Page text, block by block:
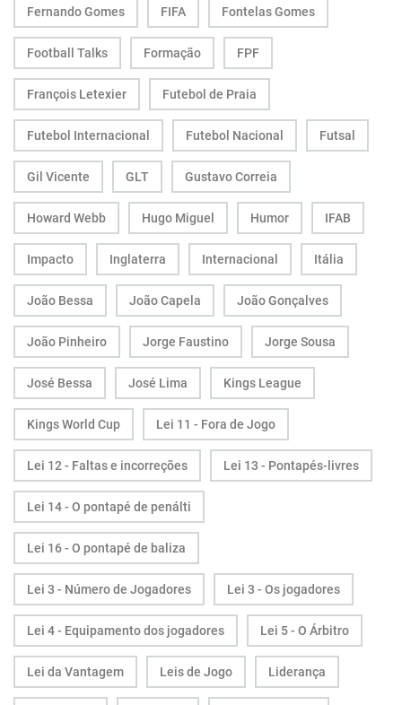
Fernando Gomes FIFA Fontelas Gomes
Football Talks Formação FPF
François Letexier Futebol de Praia
Futebol Internacional Futebol Nacional Futsal
Gil Vicente GLT Gustavo Correia
Howard Webb Hugo Miguel Humor IFAB
Impacto Inglaterra Internacional Itália
João Bessa João Capela João Gonçalves
João Pinheiro Jorge Faustino Jorge Sousa
José Bessa José Lima Kings League
Kings World Cup Lei 11 - Fora de Jogo
Lei 12 - Faltas e incorreções Lei 13 - Pontapés-livres
Lei 14 - O pontapé de penálti
Lei 16 - O pontapé de baliza
Lei 3 - Número de Jogadores Lei 3 - Os jogadores
Lei 4 - Equipamento dos jogadores Lei 5 - O Árbitro
Lei da Vantagem Leis de Jogo Liderança